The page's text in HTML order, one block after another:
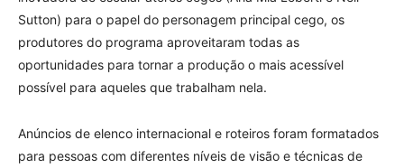
Sutton) para o papel do personagem principal cego, os
produtores do programa aproveitaram todas as
oportunidades para tornar a produção o mais acessível
possível para aqueles que trabalham nela.
Anúncios de elenco internacional e roteiros foram formatados
para pessoas com diferentes níveis de visão e técnicas de